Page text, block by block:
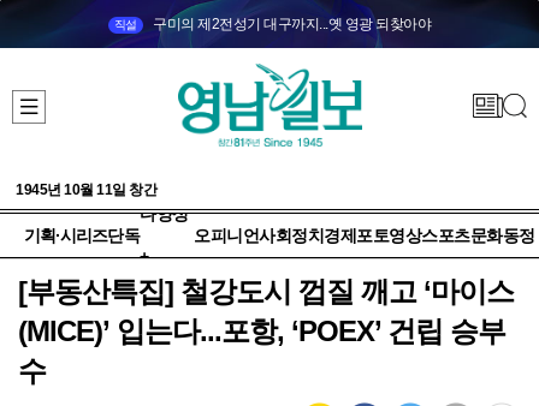
직설 구미의 제2전성기 대구까지...옛 영광 되찾아야
1945년 10월 11일 창간
기획·시리즈단독
다양성
+
오피니언사회정치 경제 포토영상스포츠문화동정
[부동산특집] 철강도시 껍질 깨고 ‘마이스
(MICE)’ 입는다...포항, ‘POEX’ 건립 승부
수